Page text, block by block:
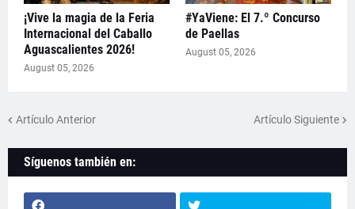
¡Vive la magia de la Feria
Internacional del Caballo
Aguascalientes 2026!
August 05, 2026
#YaViene: El 7.º Concurso
de Paellas
August 05, 2026
Artículo Anterior Artículo Siguiente
Síguenos también en: